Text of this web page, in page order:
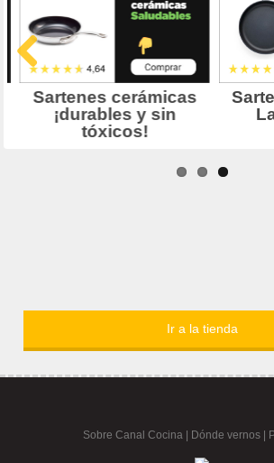
Ir a la tienda
Sobre Canal Cocina Dónde vernos |